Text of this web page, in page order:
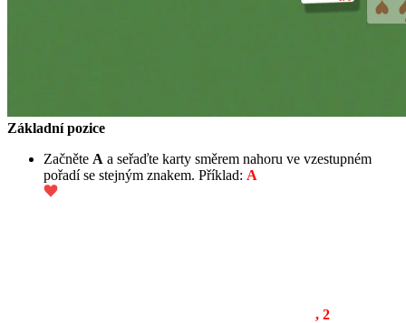
Základní pozice
Začněte A a seřaďte karty směrem nahoru ve vzestupném
pořadí se stejným znakem. Příklad: A
, 2